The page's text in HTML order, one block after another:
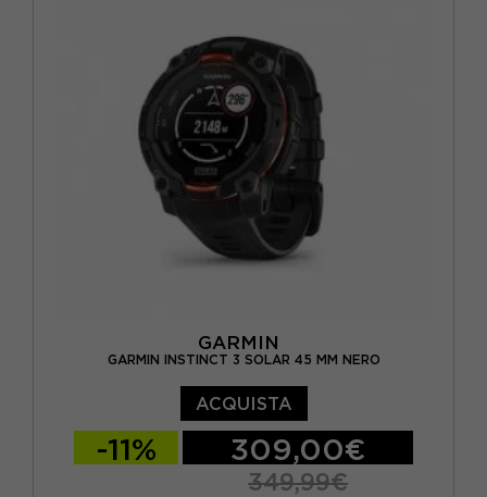
GARMIN
GARMIN INSTINCT 3 SOLAR 45 MM NERO
ACQUISTA
-11% 309,00€
349,99€